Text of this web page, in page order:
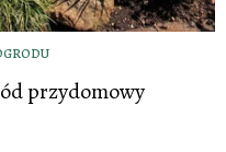
przydomowy